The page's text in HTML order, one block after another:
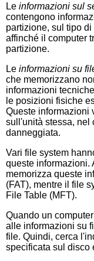
Le informazioni sul
contengono
partizione, sul tipo
affinché il computer
partizione.
Le informazioni su
che memorizzano
informazioni
le posizioni fisiche
Queste informazioni
sull'unità stessa, nel
danneggiata.
Vari file system
queste informazioni.
memorizza queste
(FAT), mentre il file
File Table (MFT).
Quando un
alle informazioni su
file. Quindi, cerca
specificata sul disco